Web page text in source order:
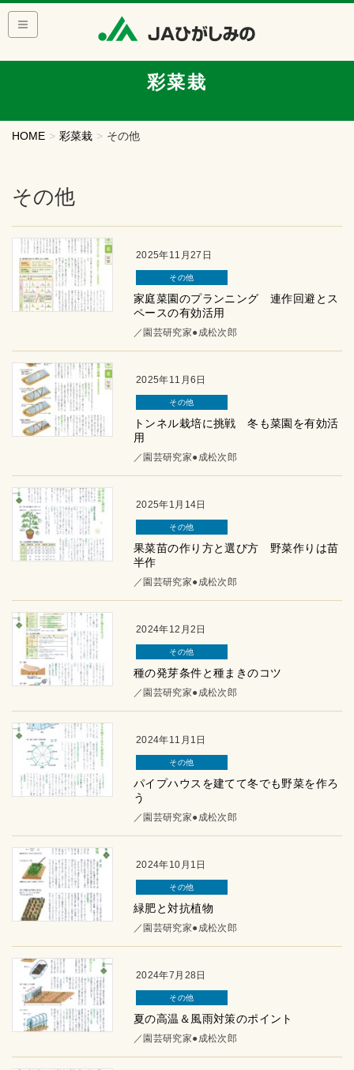
彩菜栽
HOME 彩菜栽 その他
その他
2025年11月27日
その他
家庭菜園のプランニング 連作回避とス
ペースの有効活用
／園芸研究家●成松次郎
2025年11月6日
その他
トンネル栽培に挑戦 冬も菜園を有効活
用
／園芸研究家●成松次郎
2025年1月14日
その他
果菜苗の作り方と選び方 野菜作りは苗
半作
／園芸研究家●成松次郎
2024年12月2日
その他
種の発芽条件と種まきのコツ
／園芸研究家●成松次郎
2024年11月1日
その他
パイプハウスを建てて冬でも野菜を作ろ
う
／園芸研究家●成松次郎
2024年10月1日
その他
緑肥と対抗植物
／園芸研究家●成松次郎
2024年7月28日
その他
夏の高温＆風雨対策のポイント
／園芸研究家●成松次郎